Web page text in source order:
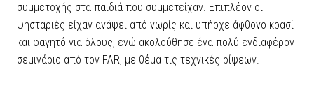
συμμετοχής στα παιδιά που συμμετείχαν. Επιπλέον οι
ψησταριές είχαν ανάψει από νωρίς και υπήρχε άφθονο κρασί
και φαγητό για όλους, ενώ ακολούθησε ένα πολύ ενδιαφέρον
σεμινάριο από τον FAR, με θέμα τις τεχνικές ρίψεων.